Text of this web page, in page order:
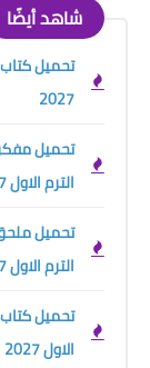
شاهد أيضًا
تحميل كتاب
2027
تحميل
الترم الاول 2027
تحميل
الترم الاول 2027
تحميل
الاول 2027